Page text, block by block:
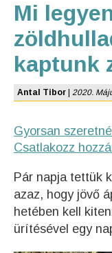
Mi
kaptunk
Antal Tibor 2020.
Gyorsan
Csatlakozz
Pár napja tettük
azaz, hogy jövő
hetében kell
ürítésével egy